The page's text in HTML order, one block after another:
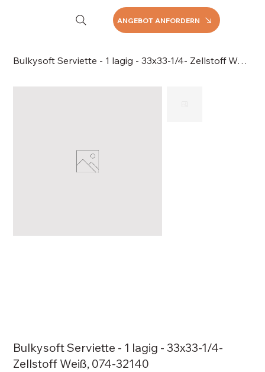
ANGEBOT ANFORDERN
Bulkysoft Serviette - 1 lagig - 33x33-1/4- Zellstoff Weiß, 074-32140
Bulkysoft Serviette - 1 lagig - 33x33-1/4-
Zellstoff Weiß, 074-32140